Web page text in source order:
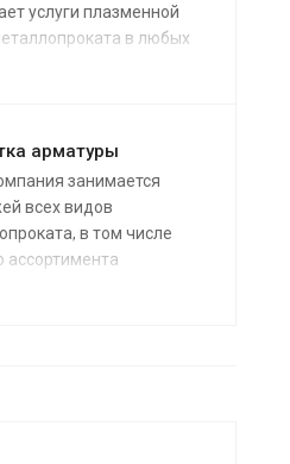
услуги плазменной
в любых
опытным
арматуры
занимается
всех видов
в том числе
ассортимента